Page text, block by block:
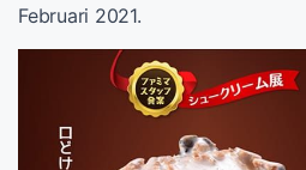
Februari 2021.